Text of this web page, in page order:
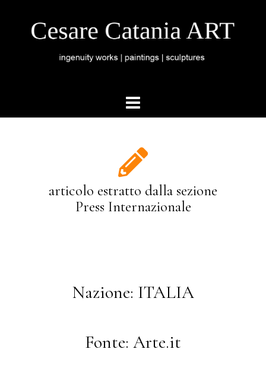
articolo estratto dalla sezione
Press Internazionale
Nazione: ITALIA
Fonte: Arte.it